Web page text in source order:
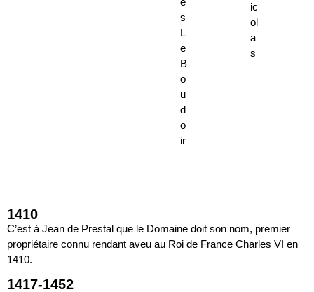
s
L
e
B
o
u
d
o
ir
ic
ol
a
s
1410
C’est à Jean de Prestal que le Domaine doit son nom, premier
propriétaire connu rendant aveu au Roi de France Charles VI en
1410.
1417-1452